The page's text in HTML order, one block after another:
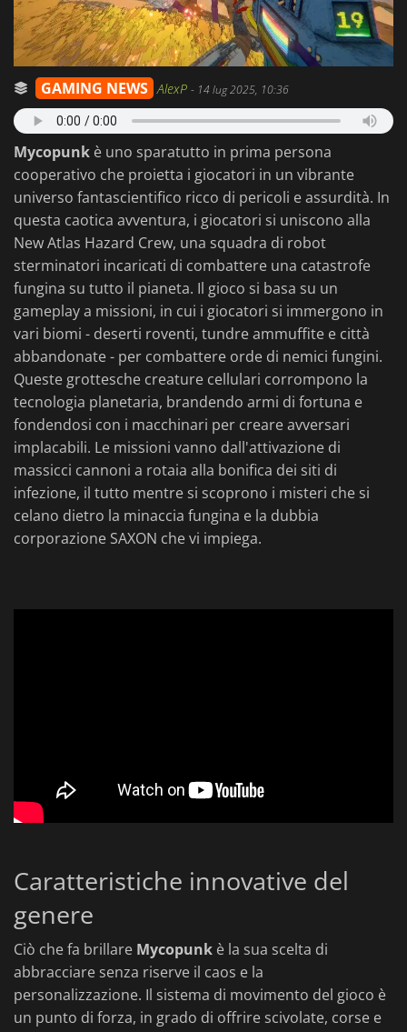
GAMING NEWS AlexP - 14 lug 2025, 10:36
Mycopunk è uno sparatutto in prima persona
cooperativo che proietta i giocatori in un vibrante
universo fantascientifico ricco di pericoli e assurdità. In
questa caotica avventura, i giocatori si uniscono alla
New Atlas Hazard Crew, una squadra di robot
sterminatori incaricati di combattere una catastrofe
fungina su tutto il pianeta. Il gioco si basa su un
gameplay a missioni, in cui i giocatori si immergono in
vari biomi - deserti roventi, tundre ammuffite e città
abbandonate - per combattere orde di nemici fungini.
Queste grottesche creature cellulari corrompono la
tecnologia planetaria, brandendo armi di fortuna e
fondendosi con i macchinari per creare avversari
implacabili. Le missioni vanno dall'attivazione di
massicci cannoni a rotaia alla bonifica dei siti di
infezione, il tutto mentre si scoprono i misteri che si
celano dietro la minaccia fungina e la dubbia
corporazione SAXON che vi impiega.
Caratteristiche innovative del
genere
Ciò che fa brillare Mycopunk è la sua scelta di
abbracciare senza riserve il caos e la
personalizzazione. Il sistema di movimento del gioco è
un punto di forza, in grado di offrire scivolate, corse e